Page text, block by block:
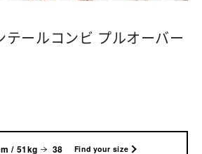
テールコンビ プルオーバー
/ 51kg 38 Find your size